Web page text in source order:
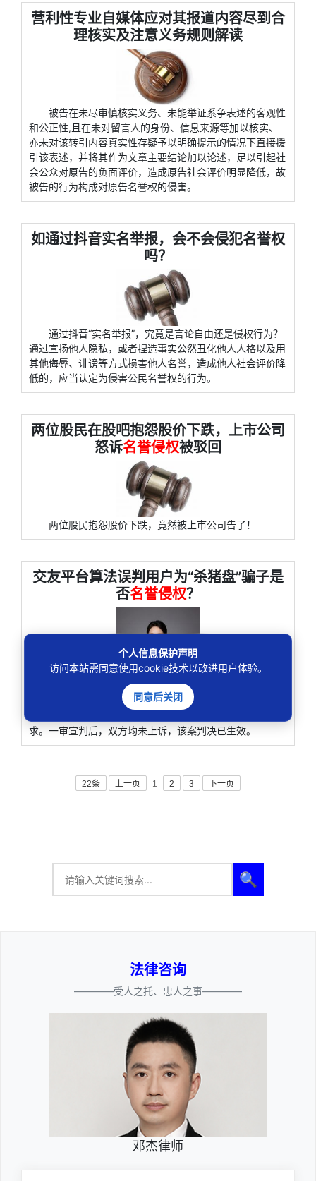
营利性专业自媒体应对其报道内容尽到合
理核实及注意义务规则解读
被告在未尽审慎核实义务、未能举证系争表述的客观性
和公正性,且在未对留言人的身份、信息来源等加以核实、
亦未对该转引内容真实性存疑予以明确提示的情况下直接援
引该表述，并将其作为文章主要结论加以论述，足以引起社
会公众对原告的负面评价，造成原告社会评价明显降低，故
被告的行为构成对原告名誉权的侵害。
如通过抖音实名举报，会不会侵犯名誉权
吗？
通过抖音“实名举报”，究竟是言论自由还是侵权行为？
通过宣扬他人隐私，或者捏造事实公然丑化他人人格以及用
其他侮辱、诽谤等方式损害他人名誉，造成他人社会评价降
低的，应当认定为侵害公民名誉权的行为。
两位股民在股吧抱怨股价下跌，上市公司
怒诉名誉侵权被驳回
两位股民抱怨股价下跌，竟然被上市公司告了！
交友平台算法误判用户为“杀猪盘”骗子是
否名誉侵权？
近日，北京互联网法院审结了首例涉及算法风控系统引
发人身权益侵权纠纷的案件，认定被告某征婚交友平台运营
者实施算法进行风控，尽到了合理注意义务并采取预防措
求。一审宣判后，双方均未上诉，该案判决已生效。
22条 上一页 1 2 3 下一页
🔍
法律咨询
————受人之托、忠人之事————
邓杰律师
个人信息保护声明
访问本站需同意使用cookie技术以改进用户体验。
同意后关闭